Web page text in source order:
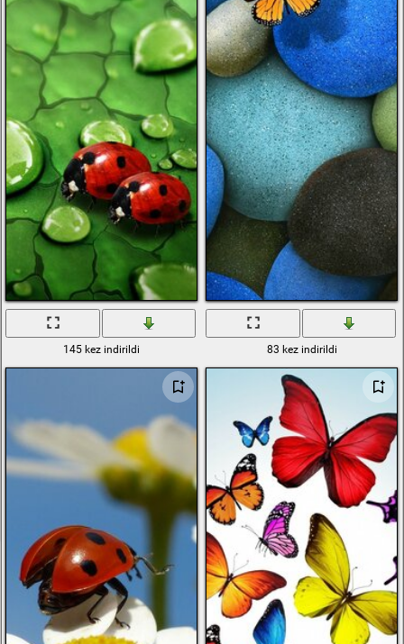
145 kez indirildi 83 kez indirildi